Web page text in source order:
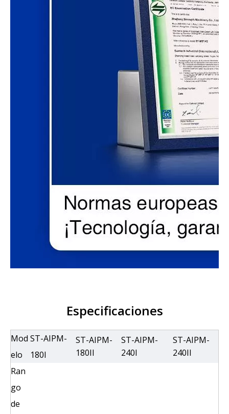
Especificaciones
Mod
elo
ST-AIPM-
180I
ST-AIPM-
180II
ST-AIPM-
240I
ST-AIPM-
240II
Ran
go
de